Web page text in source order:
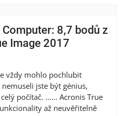
8,7 bodů z
Image 2017
vždy mohlo pochlubit
jste být génius,
počítač. …… Acronis True
až neuvěřitelně